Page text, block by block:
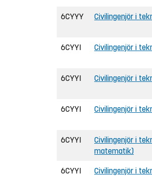
6CYYY Civilingenjör i
6CYYI Civilingenjör i
6CYYI Civilingenjör i
6CYYI Civilingenjör i
6CYYI
Civilingenjör i
matematik)
6CYYI Civilingenjör i